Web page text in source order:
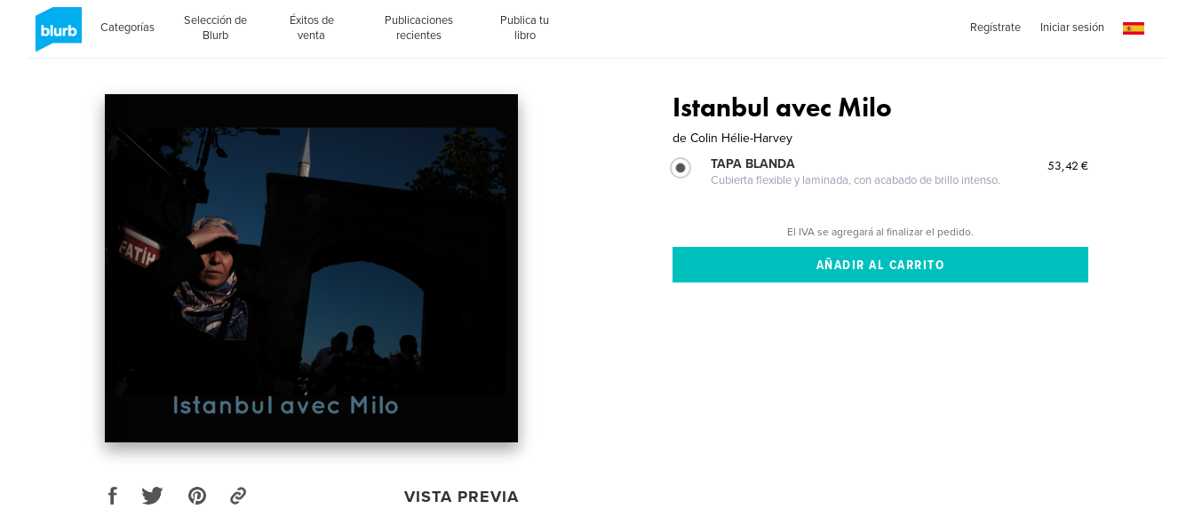
Categorías
Selección de
Blurb
Éxitos de
venta
Publicaciones
recientes
Publica tu
libro
Regístrate Iniciar sesión
VISTA PREVIA
Istanbul avec Milo
de Colin Hélie-Harvey
TAPA BLANDA
Cubierta flexible y laminada, con acabado de brillo intenso.
53,42 €
El IVA se agregará al finalizar el pedido.